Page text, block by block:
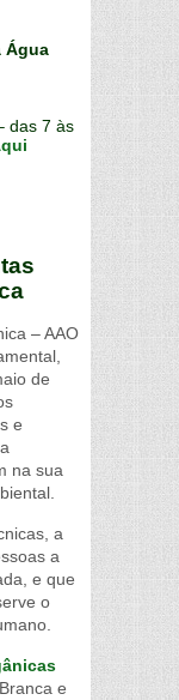
Água
das 7 às
– AAO
de
e
na sua
a
a
e que
o
e